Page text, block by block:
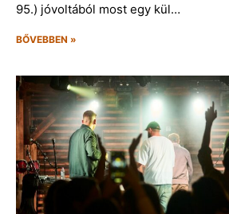
95.) jóvoltából most egy kül…
BŐVEBBEN »